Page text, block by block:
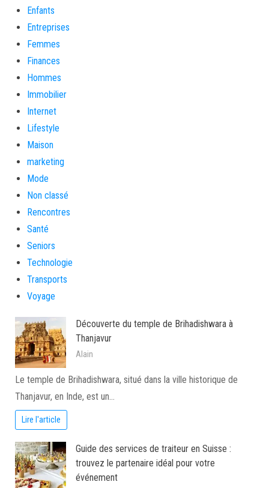
Enfants
Entreprises
Femmes
Finances
Hommes
Immobilier
Internet
Lifestyle
Maison
marketing
Mode
Non classé
Rencontres
Santé
Seniors
Technologie
Transports
Voyage
Découverte du temple de Brihadishwara à
Thanjavur
Alain
Le temple de Brihadishwara, situé dans la ville historique de
Thanjavur, en Inde, est un…
Lire l'article
Guide des services de traiteur en Suisse :
trouvez le partenaire idéal pour votre
événement